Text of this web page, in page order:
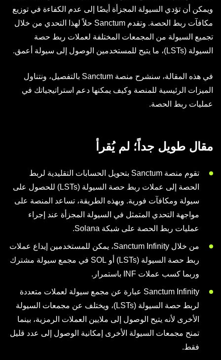
ويمكن أن تؤدي السيولة المجزأة أيضًا إلى عدم الكفاءة في توزيع
مكافآت ربط الحصة. وتقدم Sanctum حلاً لهذا التحدي من خلال
تجميع السيولة من المجمعات المختلفة لعملات ربط حصة
السيولة (LSTs)، ما يتيح للمستخدمين الوصول إلى سيولة أعمق.
في هذه المقالة، سنشرح منصة Sanctum بالتفصيل، ونتناول
الميزات الرئيسية للمنصة وكيف يمكنها دعم استراتيجياتك في
عمليات ربط الحصة.
مقال طويل جداً؛ لم يُقرأ
تقوم منصة Sanctum بتحويل الحسابات التقليدية لربط
الحصة إلى عملات ربط حصة السيولة (LSTs) للحصول على
سيولة ومكافآت فورية. وبهذه الطريقة، تساعد المنصة على
مواجهة التحدي المتمثل في السيولة المجزأة عند إجراء
عمليات ربط الحصة على شبكة Solana.
من خلال Sanctum Infinity، يمكن للمستخدمين إيداع عملات
ربط حصة السيولة (LSTs) أو SOL في مجمع سيولة مشترك
وربما كسب عملات INF باستمرار.
Sanctum Infinity عبارة عن مجمع سيولة لعملات متعددة
لربط حصة السيولة (LSTs)، ويختلف عن مجمعات السيولة
الأخرى لأنه يتيح الوصول إلى ملايين العملات الرمزية، بينما
تمنح مجمعات السيولة الأخرى إمكانية الوصول إلى عدد قليل
فقط.